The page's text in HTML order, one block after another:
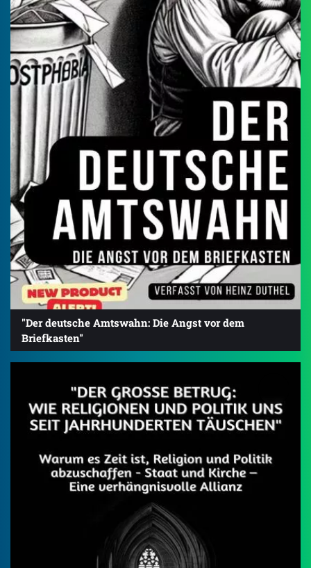
"Der deutsche Amtswahn: Die Angst vor dem
Briefkasten"